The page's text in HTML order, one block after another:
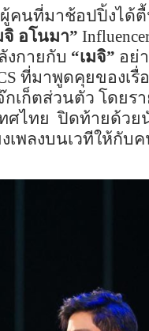
ผู้คนที่มาช้อปปิ้งได้ตื้
อโนมา”
งกายกับ “เมจิ” อย่
ที่มาพูดคุยของเรื่
เก็ตส่วนตัว โดย
ศไทย ปิดท้ายด้วย
เพลงบนเวทีให้กับ